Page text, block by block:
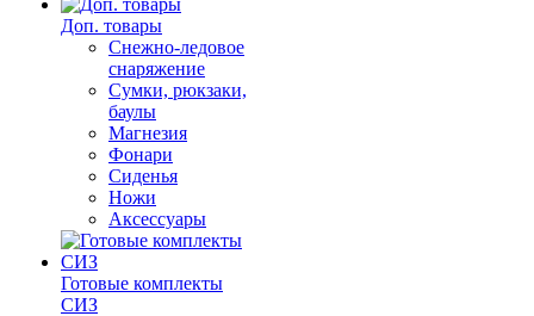
Доп. товары
Снежно-ледовое
снаряжение
Сумки, рюкзаки,
баулы
Магнезия
Фонари
Сиденья
Ножи
Аксессуары
Готовые комплекты
СИЗ